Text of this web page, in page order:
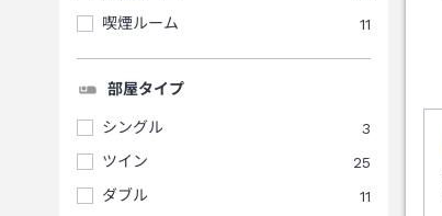
喫煙ルーム
11
部屋タイプ
シングル
3
ツイン
25
ダブル
11